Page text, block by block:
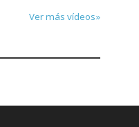
Ver más vídeos»